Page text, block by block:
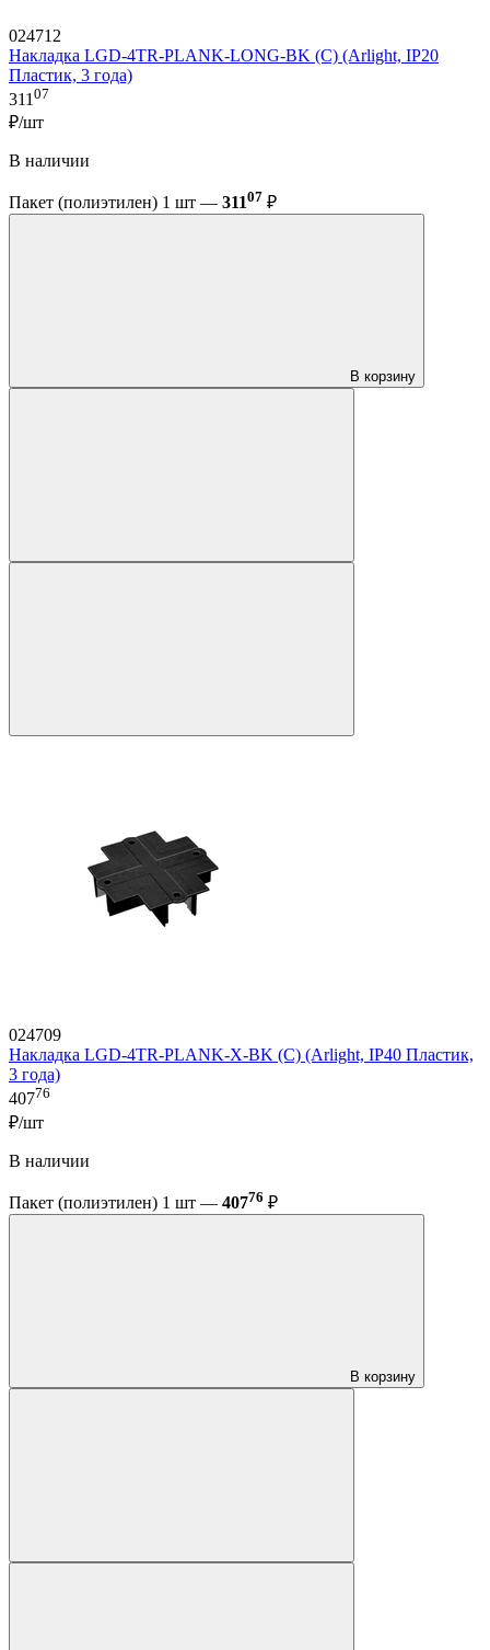
024712
Накладка LGD-4TR-PLANK-LONG-BK (C) (Arlight, IP20
Пластик, 3 года)
311 07
₽/шт
В наличии
Пакет (полиэтилен) 1 шт — 31107 ₽
В корзину
024709
Накладка LGD-4TR-PLANK-X-BK (C) (Arlight, IP40 Пластик,
3 года)
40776
₽/шт
В наличии
Пакет (полиэтилен) 1 шт — 40776 ₽
В корзину